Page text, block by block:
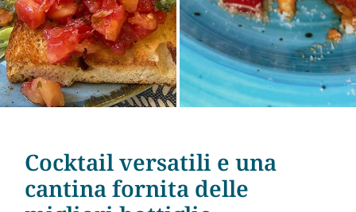
Cocktail versatili e una
cantina fornita delle